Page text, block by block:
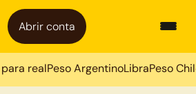
Abrir conta
realPeso ArgentinoLibraPeso